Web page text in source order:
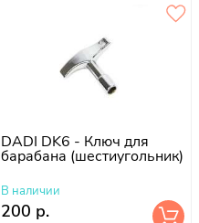
DADI DK6 - Ключ для
барабана (шестиугольник)
В наличии
200 р.